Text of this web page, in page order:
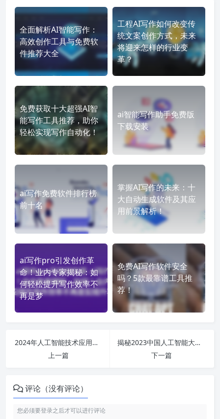
全面解析AI智能写作：
高效创作工具与免费软
件推荐大全
工程AI写作如何改变传
统文案创作方式，未来
将迎来怎样的行业变
革？
免费获取十大超强AI智
能写作工具推荐，助你
轻松实现写作自动化！
ai智能写作助手免费版
下载安装
ai写作免费软件排行榜
前十名
掌握AI写作的未来：十
大自动生成软件及其应
用前景解析！
ai写作pro引发创作革
命！业内专家揭秘：如
何轻松提升写作效率不
再是梦
免费AI写作软件安全
吗？5款最靠谱工具推
荐！
2024年人工智能技术应用与发展趋势分析：从专业课程到就业前景全解析
上一篇
揭秘2023中国人工智能大模型全景图：从手机应用到产业趋势的深度分析
下一篇
评论（没有评论）